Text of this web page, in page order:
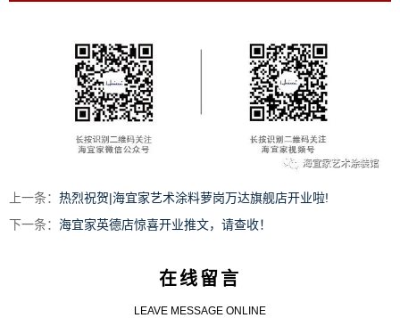
上一条： 热烈祝贺|海宜家艺术涂料萝岗万达旗舰店开业啦!
下一条： 海宜家英德店惊喜开业推文，请查收！
在线留言
LEAVE MESSAGE ONLINE